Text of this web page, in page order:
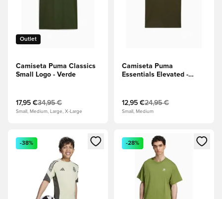
Outlet
Camiseta Puma Classics
Small Logo - Verde
17,95 €34,95 €
Small, Medium, Large, X-Large
Camiseta Puma
Essentials Elevated -
12,95 €24,95 €
Small, Medium
Abre un modal para iniciar sesión o registrarse como
-38%
Abre un modal para iniciar
-28%